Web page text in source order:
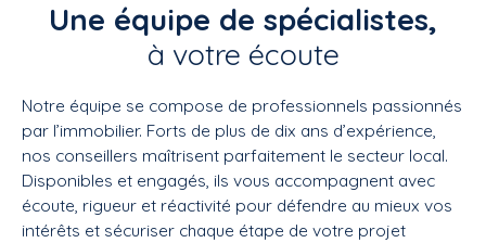
Une équipe de spécialistes,
à votre écoute
Notre équipe se compose de professionnels passionnés
par l’immobilier. Forts de plus de dix ans d’expérience,
nos conseillers maîtrisent parfaitement le secteur local.
Disponibles et engagés, ils vous accompagnent avec
écoute, rigueur et réactivité pour défendre au mieux vos
intérêts et sécuriser chaque étape de votre projet